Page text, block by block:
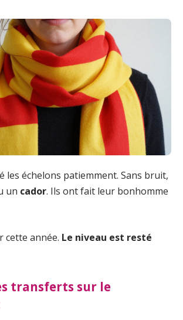
les échelons patiemment. Sans bruit,
un cador. Ils ont fait leur bonhomme
cette année. Le niveau est resté
transferts sur le